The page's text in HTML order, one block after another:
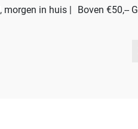
morgen in huis | Boven €50,--